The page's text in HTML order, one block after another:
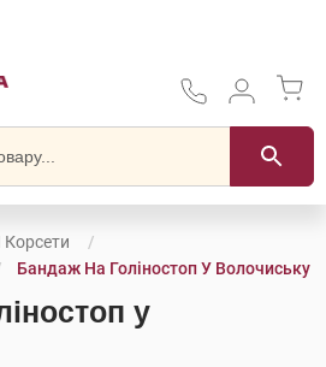
Корсети
Бандаж На Голіностоп У Волочиську
у